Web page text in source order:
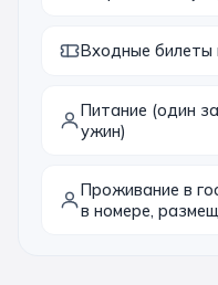
Входные билеты
Питание (один
ужин)
Проживание в
в номере,